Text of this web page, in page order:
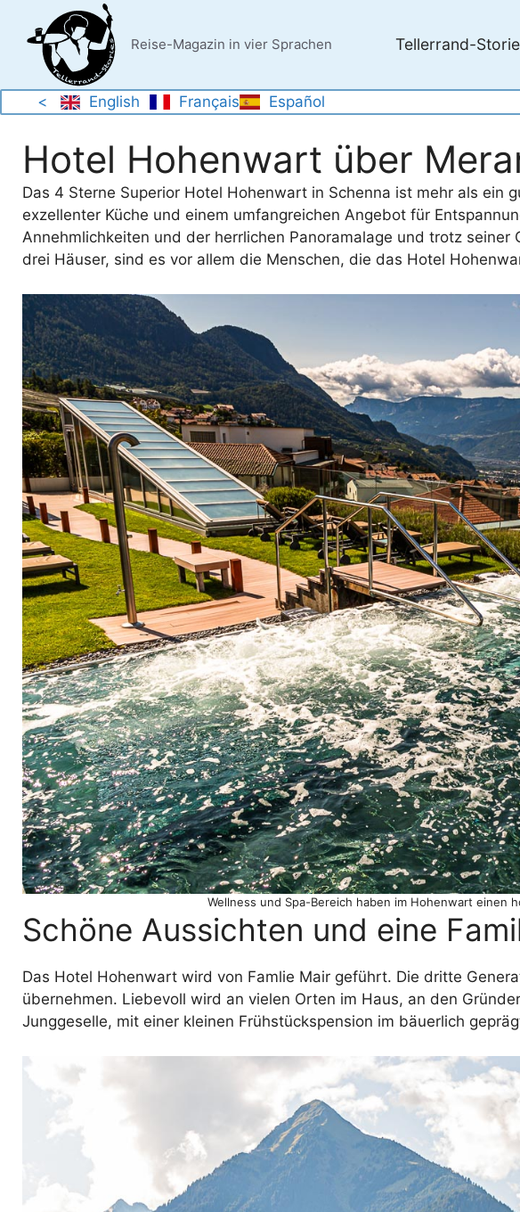
Inhalt
springen
Reise-Magazin in vier Sprachen Tellerrand-
< English Français Español
Hotel Hohenwart über
Das 4 Sterne Superior Hotel Hohenwart in Schenna ist mehr als ein
exzellenter Küche und einem umfangreichen Angebot für
Annehmlichkeiten und der herrlichen Panoramalage und trotz
drei Häuser, sind es vor allem die Menschen, die das Hotel
Wellness und Spa-Bereich haben im Hohenwart einen
Schöne Aussichten und eine
Das Hotel Hohenwart wird von Famlie Mair geführt. Die dritte
übernehmen. Liebevoll wird an vielen Orten im Haus, an den
Junggeselle, mit einer kleinen Frühstückspension im bäuerlich